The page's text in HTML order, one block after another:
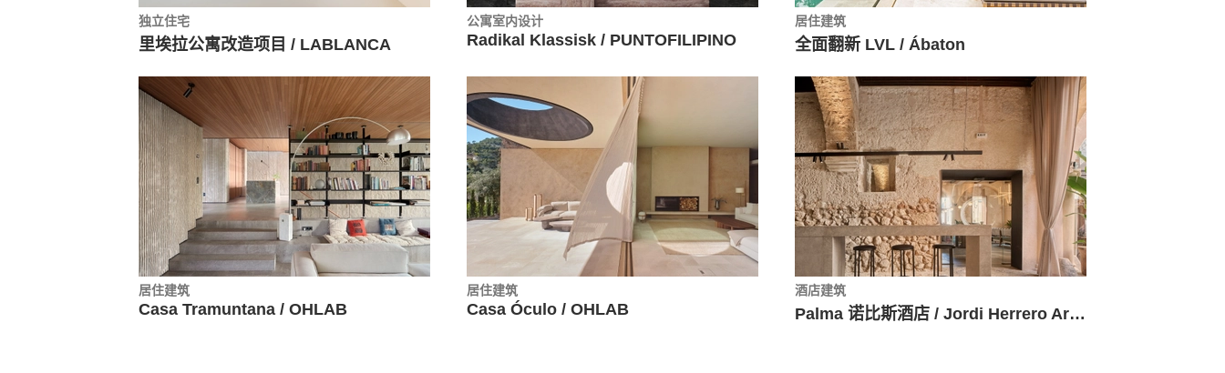
独立住宅
里埃拉公寓改造项目 / LABLANCA
公寓室内设计
Radikal Klassisk / PUNTOFILIPINO
居住建筑
全面翻新 LVL / Ábaton
居住建筑
Casa Tramuntana / OHLAB
居住建筑
Casa Óculo / OHLAB
酒店建筑
Palma 诺比斯酒店 / Jordi Herrero Arquitecto